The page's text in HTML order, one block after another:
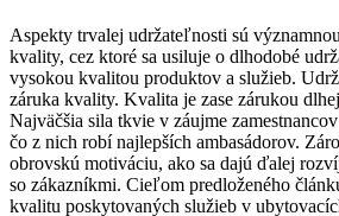
Aspekty trvalej udržateľnosti sú
kvality, cez ktoré sa usiluje o dlhodobé
vysokou kvalitou produktov a služieb.
záruka kvality. Kvalita je zase zárukou
Najväčšia sila tkvie v záujme
čo z nich robí najlepších ambasádorov.
obrovskú motiváciu, ako sa dajú ďalej
so zákazníkmi. Cieľom predloženého
kvalitu poskytovaných služieb v